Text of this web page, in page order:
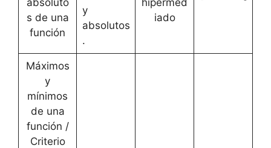
absoluto
s de una
función
y
absolutos
.
hipermed
iado
Máximos
y
mínimos
de una
función /
Criterio